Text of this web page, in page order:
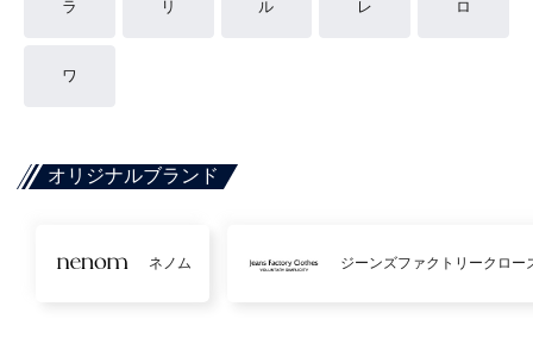
ラ リ ル レ ロ
ワ
オリジナルブランド
ネノム ジーンズファクトリークロー